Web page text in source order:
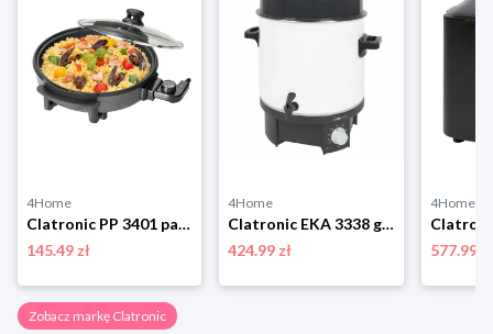
4Home
Clatronic PP 3401 patelnia elektryczna
145.49 zł
4Home
Clatronic EKA 3338 garnek do pasteryzacji 2w1
424.99 zł
4Home
577.99 zł
Zobacz markę Clatronic